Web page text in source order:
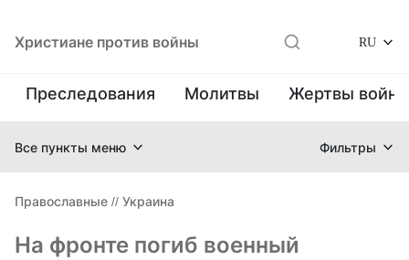
Христиане против войны RU
Преследования Молитвы Жертвы
Все пункты меню Фильтры
Православные // Украина
На фронте погиб военный